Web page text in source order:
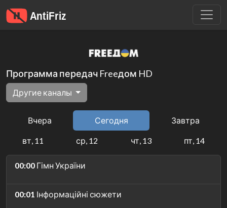
Программа передач Freeдом HD
Другие каналы
Вчера Сегодня Завтра
вт, 11 ср, 12 чт, 13 пт, 14
00:00 Гімн України
00:01 Інформаційні сюжети